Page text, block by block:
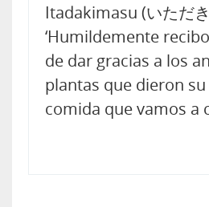
Itadakimasu (いただ
‘Humildemente
de dar gracias a los
plantas que dieron
comida que vamos a